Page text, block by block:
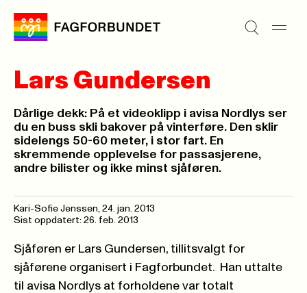
Lars Gundersen
Dårlige dekk: På et videoklipp i avisa Nordlys ser
du en buss skli bakover på vinterføre. Den sklir
sidelengs 50-60 meter, i stor fart. En
skremmende opplevelse for passasjerene,
andre bilister og ikke minst sjåføren.
Kari-Sofie Jenssen, 24. jan. 2013
Sist oppdatert: 26. feb. 2013
Sjåføren er Lars Gundersen, tillitsvalgt for
sjåførene organisert i Fagforbundet. Han uttalte
til avisa Nordlys at forholdene var totalt